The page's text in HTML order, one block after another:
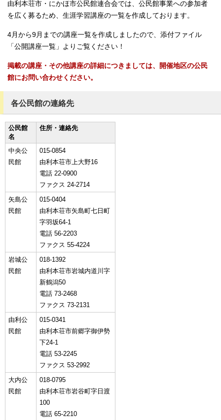
由利本荘市・にかほ市公民館連合会では、公民館事業への参加者
を広く募るため、生涯学習講座の一覧を作成しております。
4月から9月までの講座一覧を作成しましたので、添付ファイル
「公開講座一覧」よりご覧ください！
掲載の講座・その他講座の詳細につきましては、開催地区の公民
館にお問い合わせください。
各公民館の連絡先
公民館
名
住所・連絡先
中央公
民館
015-0854
由利本荘市上大野16
電話 22-0900
ファクス 24-2714
矢島公
民館
015-0404
由利本荘市矢島町七日町
字羽坂64-1
電話 56-2203
ファクス 55-4224
岩城公
民館
018-1392
由利本荘市岩城内道川字
新鶴潟50
電話 73-2468
ファクス 73-2131
由利公
民館
015-0341
由利本荘市前郷字御伊勢
下24-1
電話 53-2245
ファクス 53-2992
大内公
民館
018-0795
由利本荘市岩谷町字日渡
100
電話 65-2210